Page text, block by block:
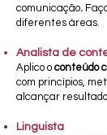
comunicação.
diferentes áreas.
Analista de
Aplico o conteúdo
com princípios,
alcançar resultado
Linguista